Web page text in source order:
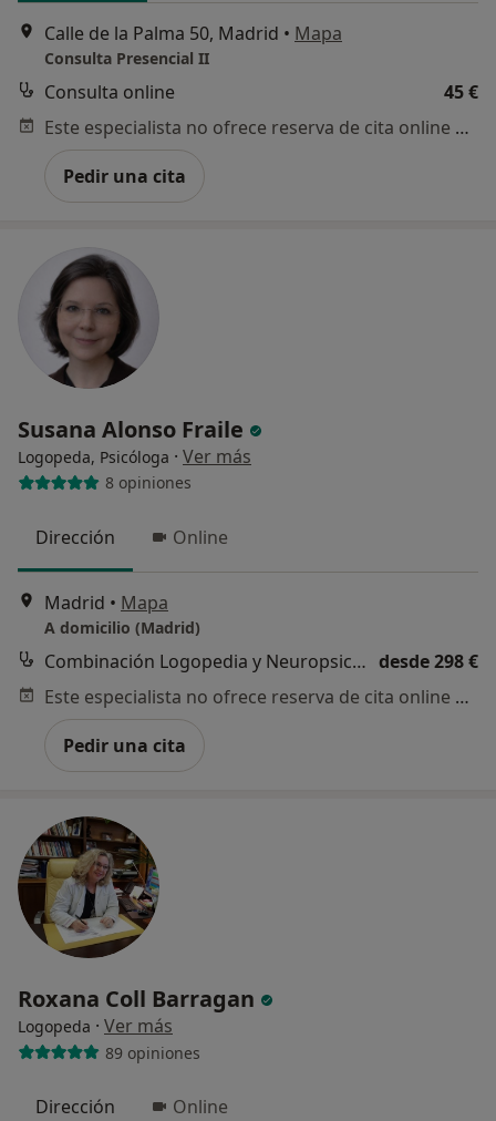
Calle de la Palma 50, Madrid • Mapa
Consulta Presencial II
Consulta online
45 €
Este especialista no ofrece reserva de cita online en esta dirección.
Pedir una cita
Susana Alonso Fraile
Logopeda, Psicóloga · Ver más
8 opiniones
Dirección Online
Madrid • Mapa
A domicilio (Madrid)
Combinación Logopedia y Neuropsicología desde 298 €
Este especialista no ofrece reserva de cita online en esta dirección.
Pedir una cita
Roxana Coll Barragan
Logopeda · Ver más
89 opiniones
Dirección Online